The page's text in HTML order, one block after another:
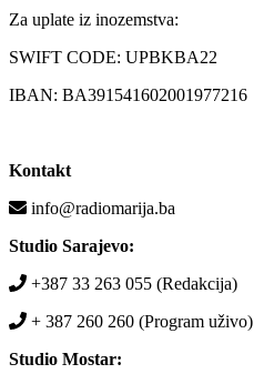
Za uplate iz inozemstva:
SWIFT CODE: UPBKBA22
IBAN: BA391541602001977216
Kontakt
info@radiomarija.ba
Studio Sarajevo:
+387 33 263 055 (Redakcija)
+ 387 260 260 (Program uživo)
Studio Mostar: